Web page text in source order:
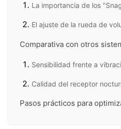
La importancia de los
El ajuste de la rueda de
Comparativa con otros
Sensibilidad frente a
Calidad del receptor
Pasos prácticos para